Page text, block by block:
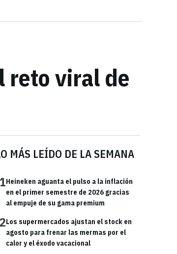
reto viral de
MÁS LEÍDO DE LA SEMANA
1Heineken aguanta el pulso a la inflación
en el primer semestre de 2026 gracias
al empuje de su gama premium
2Los supermercados ajustan el stock en
agosto para frenar las mermas por el
calor y el éxodo vacacional